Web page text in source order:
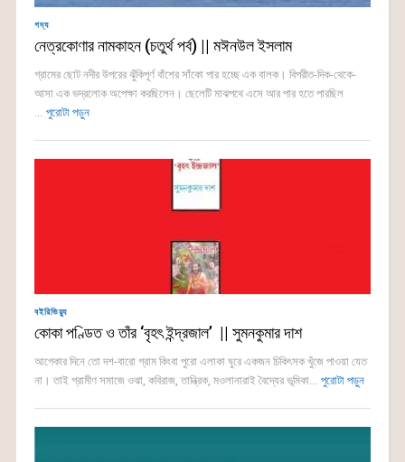
গদ্য
নেত্রকোণার নামকাহন (চতুর্থ পর্ব) || মঈনউল ইসলাম
গ্রামের ছোট নদীর উপরের ঝুঁকিপূর্ণ বাঁশের সাঁকো পার হচ্ছে এক বালক। বিপরীত-দিক-থেকে-
আসা এক ভদ্রলোক অপেক্ষা করছিলেন। ছেলেটি মাঝপথে এসে আর পার হতে পারছিল
... পুরোটা পড়ুন
বইরিভিয়্যু
কোকা পণ্ডিত ও তাঁর ‘বৃহৎ ইন্দ্রজাল’ || সুমনকুমার দাশ
আগেকার দিনে তো দশ-বারো গ্রাম কিংবা পুরো এলাকা ঘুরে একজন চিকিৎসক খুঁজে পাওয়া যেত
না। তাই গ্রামীণ সমাজে ওঝা, কবিরাজ, তান্ত্রিক, মওলানারাই বৈদ্যের ভূমিকা... পুরোটা পড়ুন